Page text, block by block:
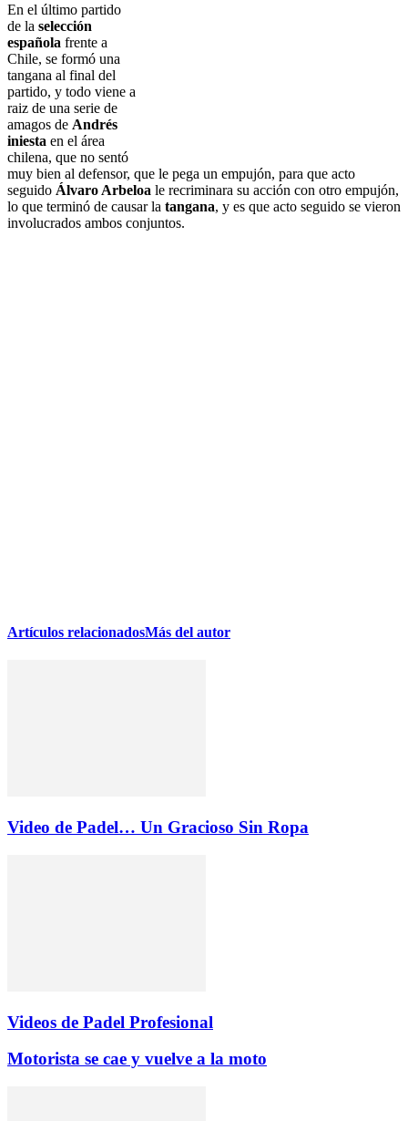
En el último partido
de la selección
española frente a
Chile, se formó una
tangana al final del
partido, y todo viene a
raiz de una serie de
amagos de Andrés
iniesta en el área
chilena, que no sentó
muy bien al defensor, que le pega un empujón, para que acto
seguido Álvaro Arbeloa le recriminara su acción con otro empujón,
lo que terminó de causar la tangana, y es que acto seguido se vieron
involucrados ambos conjuntos.
Artículos relacionadosMás del autor
Video de Padel… Un Gracioso Sin Ropa
Videos de Padel Profesional
Motorista se cae y vuelve a la moto